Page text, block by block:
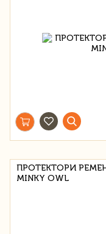
ПРОТЕКТОРИ
MINKY OWL